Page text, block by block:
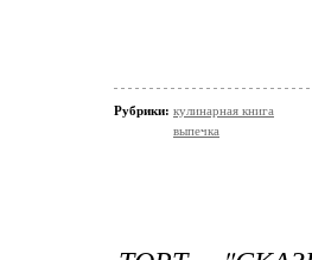
Рубрики: кулинарная книга
выпечка